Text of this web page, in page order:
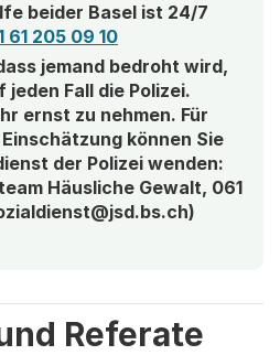
beider Basel ist 24/7
61 205 09 10
jemand bedroht wird,
Fall die Polizei.
ernst zu nehmen. Für
können Sie
der Polizei wenden:
Häusliche Gewalt, 061
Referate